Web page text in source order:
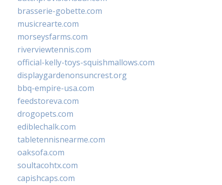
brasserie-gobette.com
musicrearte.com
morseysfarms.com
riverviewtennis.com
official-kelly-toys-squishmallows.com
displaygardenonsuncrest.org
bbq-empire-usa.com
feedstoreva.com
drogopets.com
ediblechalk.com
tabletennisnearme.com
oaksofa.com
soultacohtx.com
capishcaps.com